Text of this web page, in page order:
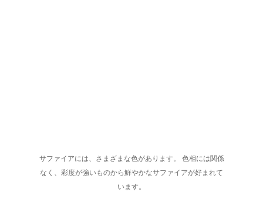
サファイアには、さまざまな色があります。 色相には関係
なく、彩度が強いものから鮮やかなサファイアが好まれて
います。